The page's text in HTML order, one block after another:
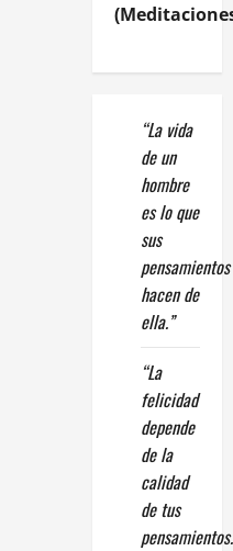
“La vida
de un
hombre
es lo que
sus
pensamientos
hacen de
ella.”
“La
felicidad
depende
de la
calidad
de tus